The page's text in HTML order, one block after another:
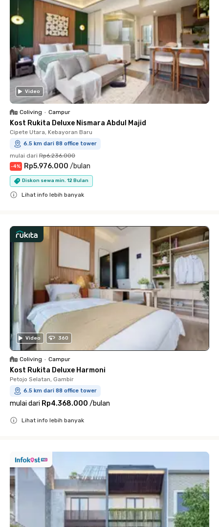
Video
Coliving • Campur
Kost Rukita Deluxe Nismara Abdul Majid
Cipete Utara, Kebayoran Baru
6.5 km dari 88 office tower
mulai dari Rp6.236.000
-4% Rp5.976.000 /bulan
Diskon sewa min. 12 Bulan
Lihat info lebih banyak
Video 360
Coliving • Campur
Kost Rukita Deluxe Harmoni
Petojo Selatan, Gambir
6.5 km dari 88 office tower
mulai dari Rp4.368.000 /bulan
Lihat info lebih banyak